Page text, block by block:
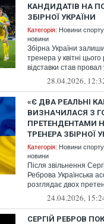
КАНДИДАТІВ НА
ЗБІРНОЇ УКРАЇНИ
Категорія: Новини
новини
Збірна України
тренера у квітні
відставки став провал
чемпіонат світу-2026.
28.04.2026,
«Є ДВА РЕАЛЬНІ
ВИЗНАЧИЛАСЯ З
ПРЕТЕНДЕНТАМИ
ТРЕНЕРА ЗБІРНОЇ
Категорія: Новини
новини
Після звільнення
Реброва Українська
розглядає двох
головного тренера
24.04.2026,
СЕРГІЙ РЕБРОВ